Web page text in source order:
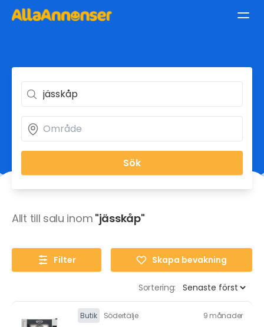
Sök
Allt till salu inom "jässkåp"
Filter Skapa bevakning
Sortering:
Butik Södertälje 9 månader